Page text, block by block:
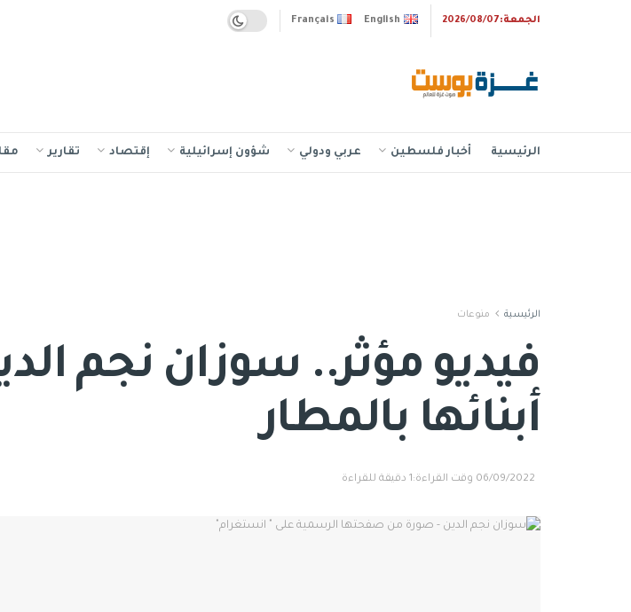
الجمعة:2026/08/07 Français English
الرئيسية أخبار فلسطين عربي ودولي شؤون إسرائيلية إقتصاد تقارير
الرئيسية منوعات
فيديو مؤثر.. سوزان نجم
أبنائها بالمطار
06/09/2022 وقت القراءة:1 دقيقة للقراءة